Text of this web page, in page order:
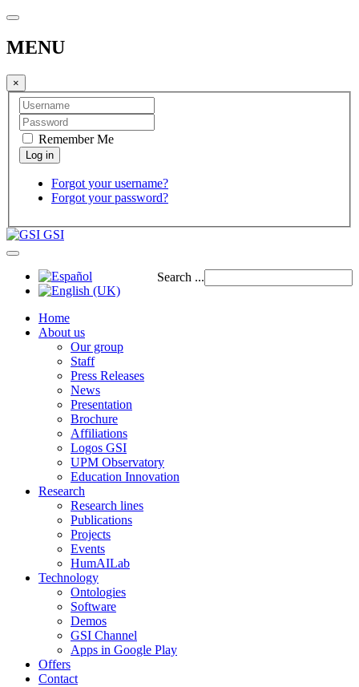
MENU
×
Remember Me
Forgot your username?
Forgot your password?
GSI
Search ...
Home
About us
Our group
Staff
Press Releases
News
Presentation
Brochure
Affiliations
Logos GSI
UPM Observatory
Education Innovation
Research
Research lines
Publications
Projects
Events
HumAILab
Technology
Ontologies
Software
Demos
GSI Channel
Apps in Google Play
Offers
Contact